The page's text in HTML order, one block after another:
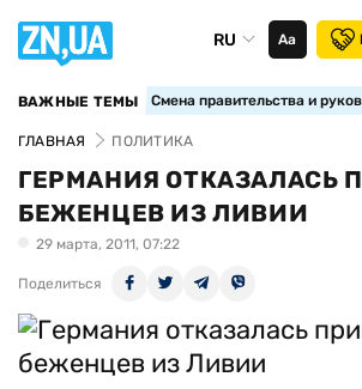
RU Аа
ВАЖНЫЕ ТЕМЫ Смена правительства и
ГЛАВНАЯ ПОЛИТИКА
ГЕРМАНИЯ ОТКАЗАЛАСЬ
БЕЖЕНЦЕВ ИЗ ЛИВИИ
29 марта, 2011, 07:22
Поделиться